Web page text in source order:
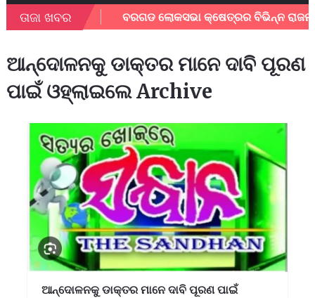
ତାଜା ଖବର
କର୍ମୀ । ବରଗଡ ଲୋକସଭା କ୍ଷେତ୍ରର ବିଭିନ୍ନ
ଆନ୍ଦୋଳନକୁ ଡାକ୍ତର ମାନେ ଦାବି ପୂରଣ
ପାଇଁ ଓହ୍ଲାଇଲେ Archive
ଆନ୍ଦୋଳନକୁ ଡାକ୍ତର ମାନେ ଦାବି ପୂରଣ ପାଇଁ